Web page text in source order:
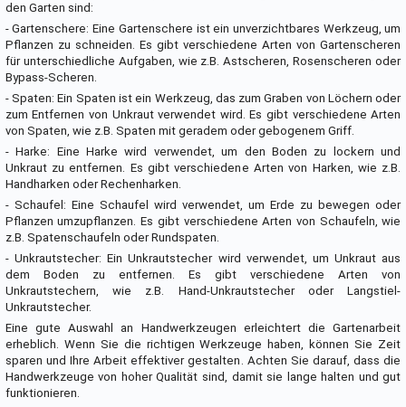
den Garten sind:
- Gartenschere: Eine Gartenschere ist ein unverzichtbares Werkzeug, um
Pflanzen zu schneiden. Es gibt verschiedene Arten von Gartenscheren
für unterschiedliche Aufgaben, wie z.B. Astscheren, Rosenscheren oder
Bypass-Scheren.
- Spaten: Ein Spaten ist ein Werkzeug, das zum Graben von Löchern oder
zum Entfernen von Unkraut verwendet wird. Es gibt verschiedene Arten
von Spaten, wie z.B. Spaten mit geradem oder gebogenem Griff.
- Harke: Eine Harke wird verwendet, um den Boden zu lockern und
Unkraut zu entfernen. Es gibt verschiedene Arten von Harken, wie z.B.
Handharken oder Rechenharken.
- Schaufel: Eine Schaufel wird verwendet, um Erde zu bewegen oder
Pflanzen umzupflanzen. Es gibt verschiedene Arten von Schaufeln, wie
z.B. Spatenschaufeln oder Rundspaten.
- Unkrautstecher: Ein Unkrautstecher wird verwendet, um Unkraut aus
dem Boden zu entfernen. Es gibt verschiedene Arten von
Unkrautstechern, wie z.B. Hand-Unkrautstecher oder Langstiel-
Unkrautstecher.
Eine gute Auswahl an Handwerkzeugen erleichtert die Gartenarbeit
erheblich. Wenn Sie die richtigen Werkzeuge haben, können Sie Zeit
sparen und Ihre Arbeit effektiver gestalten. Achten Sie darauf, dass die
Handwerkzeuge von hoher Qualität sind, damit sie lange halten und gut
funktionieren.